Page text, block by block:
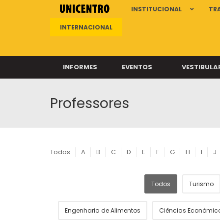
INSTITUCIONAL
INTERNACIONAL
INFORMES EVENTOS
Professores
Todos A B C D E F G H I J
Todos Turismo
Engenharia de Alimentos Ciências